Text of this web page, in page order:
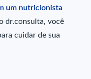
um nutricionista
dr.consulta, você
cuidar de sua